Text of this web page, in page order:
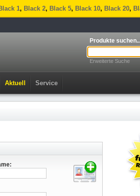
1, Black 2, Black 5, Black 10, Black 20,
Produkte
Erweiterte Suche
Aktuell Service